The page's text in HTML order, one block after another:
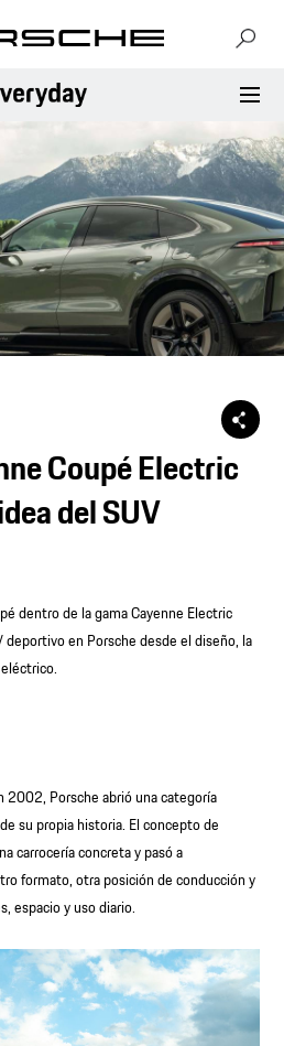
Coupé Electric
del SUV
dentro de la gama Cayenne Electric
en Porsche desde el diseño, la
2002, Porsche abrió una categoría
su propia historia. El concepto de
carrocería concreta y pasó a
formato, otra posición de conducción y
espacio y uso diario.